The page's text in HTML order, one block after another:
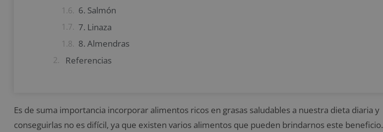
6. Salmón
7. Linaza
8. Almendras
Referencias
Es de suma importancia incorporar alimentos ricos en grasas saludables a nuestra dieta diaria y
conseguirlas no es difícil, ya que existen varios alimentos que pueden brindarnos este beneficio.